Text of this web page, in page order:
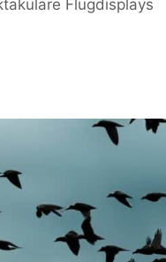
Flugdisplays